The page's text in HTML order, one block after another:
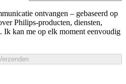
ontvangen – gebaseerd op
Philips-producten, diensten,
Ik kan me op elk moment eenvoudig